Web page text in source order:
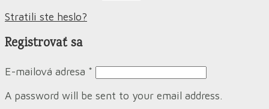
Stratili ste heslo?
Registrovať sa
E-mailová adresa *
A password will be sent to your email address.